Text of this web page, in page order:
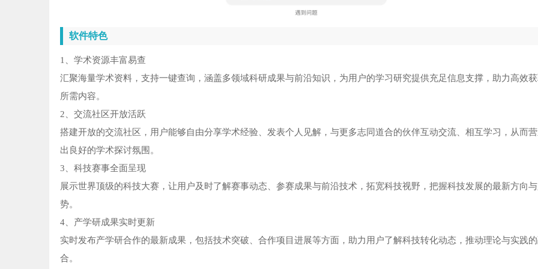
软件特色
1、学术资源丰富易查
汇聚海量学术资料，支持一键查询，涵盖多领域科研成果与前沿知识，为用户的学习研究提供充足信息支撑，助力高效获
所需内容。
2、交流社区开放活跃
搭建开放的交流社区，用户能够自由分享学术经验、发表个人见解，与更多志同道合的伙伴互动交流、相互学习，从而
出良好的学术探讨氛围。
3、科技赛事全面呈现
展示世界顶级的科技大赛，让用户及时了解赛事动态、参赛成果与前沿技术，拓宽科技视野，把握科技发展的最新方向
势。
4、产学研成果实时更新
实时发布产学研合作的最新成果，包括技术突破、合作项目进展等方面，助力用户了解科技转化动态，推动理论与实践
合。